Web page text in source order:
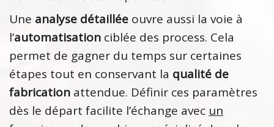
Une analyse détaillée ouvre aussi la voie à
l’automatisation ciblée des process. Cela
permet de gagner du temps sur certaines
étapes tout en conservant la qualité de
fabrication attendue. Définir ces paramètres
dès le départ facilite l’échange avec un